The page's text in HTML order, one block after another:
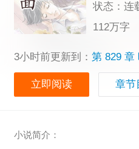
状态：连
112万字
3小时前更新到： 第 829 章
立即阅读 章节
小说简介：